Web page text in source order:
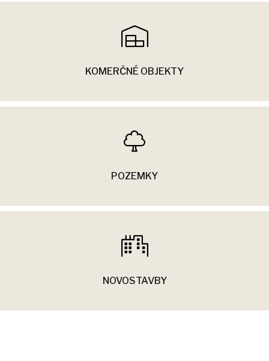
KOMERČNÉ OBJEKTY
POZEMKY
NOVOSTAVBY